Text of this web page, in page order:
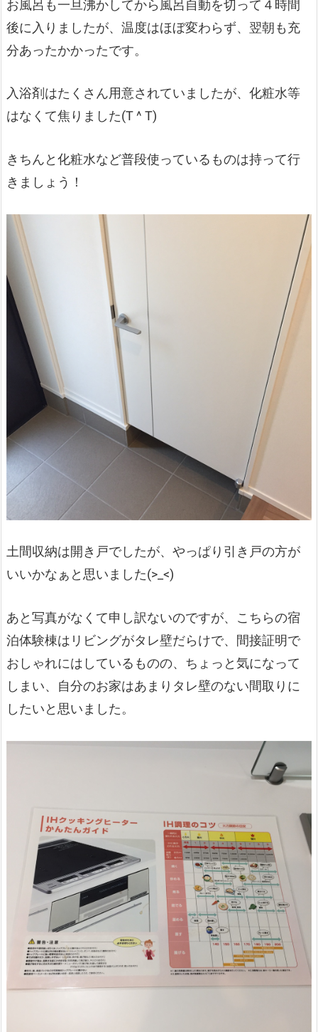
お風呂も一旦沸かしてから風呂自動を切って４時間
後に入りましたが、温度はほぼ変わらず、翌朝も充
分あったかかったです。
入浴剤はたくさん用意されていましたが、化粧水等
はなくて焦りました(T ^ T)
きちんと化粧水など普段使っているものは持って行
きましょう！
土間収納は開き戸でしたが、やっぱり引き戸の方が
いいかなぁと思いました(>_<)
あと写真がなくて申し訳ないのですが、こちらの宿
泊体験棟はリビングがタレ壁だらけで、間接証明で
おしゃれにはしているものの、ちょっと気になって
しまい、自分のお家はあまりタレ壁のない間取りに
したいと思いました。